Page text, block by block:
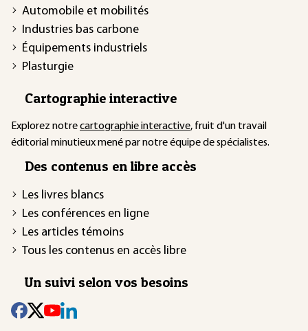
Automobile et mobilités
Industries bas carbone
Équipements industriels
Plasturgie
Cartographie interactive
Explorez notrecartographie interactive, fruit d'un travail
éditorial minutieux mené par notre équipe de spécialistes.
Des contenus en libre accès
Les livres blancs
Les conférences en ligne
Les articles témoins
Tous les contenus en accès libre
Un suivi selon vos besoins